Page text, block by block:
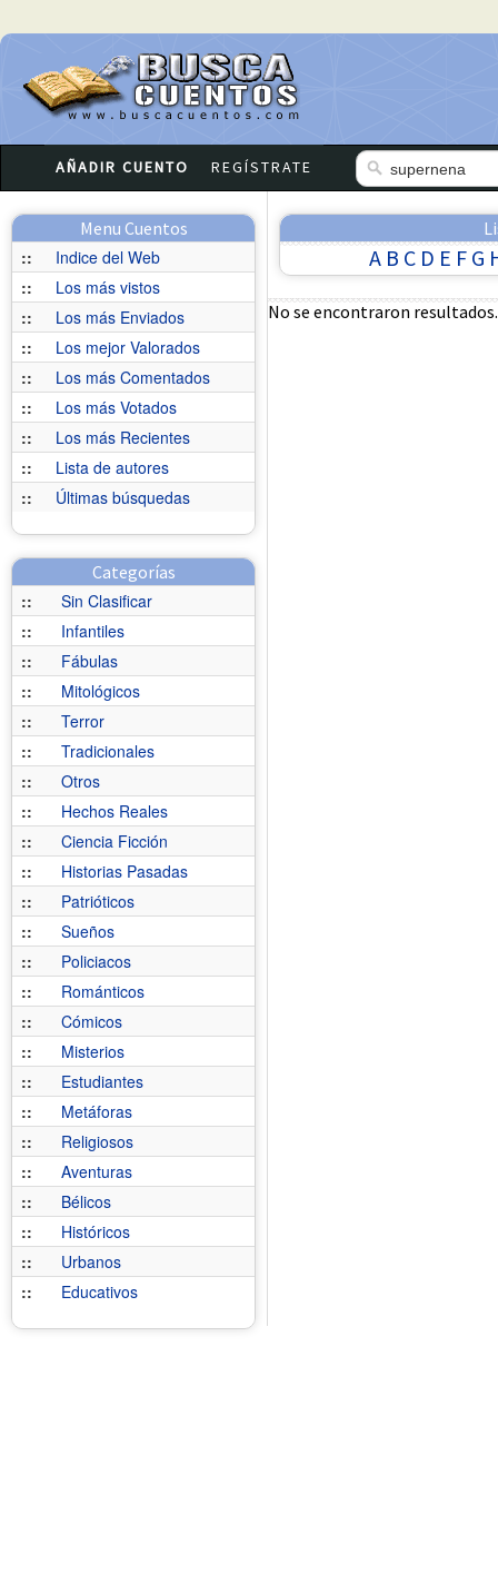
AÑADIR CUENTO REGÍSTRATE
Menu Cuentos
::
Indice del Web
::
Los más vistos
::
Los más Enviados
::
Los mejor Valorados
::
Los más Comentados
::
Los más Votados
::
Los más Recientes
::
Lista de autores
::
Últimas búsquedas
Categorías
::
Sin Clasificar
::
Infantiles
::
Fábulas
::
Mitológicos
::
Terror
::
Tradicionales
::
Otros
::
Hechos Reales
::
Ciencia Ficción
::
Historias Pasadas
::
Patrióticos
::
Sueños
::
Policiacos
::
Románticos
::
Cómicos
::
Misterios
::
Estudiantes
::
Metáforas
::
Religiosos
::
Aventuras
::
Bélicos
::
Históricos
::
Urbanos
::
Educativos
A B C D E F G
No se encontraron resultados.